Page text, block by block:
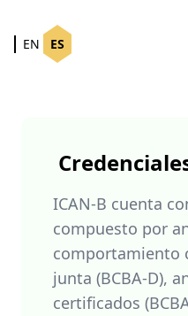
EN ES
ICAN-B cuenta
compuesto por
comportamiento
junta (BCBA-D),
certificados